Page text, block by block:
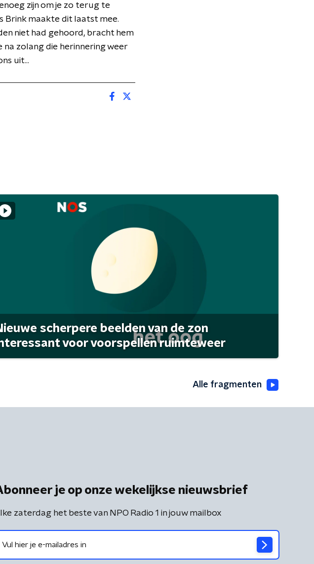
zijn om je zo terug te
Brink maakte dit laatst mee.
niet had gehoord, bracht hem
na zolang die herinnering weer
uit...
scherpere beelden van de zon
voor voorspellen ruimteweer
Alle fragmenten
je op onze wekelijkse nieuwsbrief
zaterdag het beste van NPO Radio 1 in jouw mailbox